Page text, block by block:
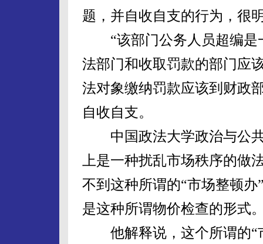
题，并自收自支的行为，很
“该部门公务人员超编是
法部门和收取罚款的部门应
法对象缴纳罚款应该到财政
自收自支。
中国政法大学政治与公共
上是一种扰乱市场秩序的做
不到这种所谓的“市场整顿
是这种所谓物价检查的形式
他解释说，这个所谓的“